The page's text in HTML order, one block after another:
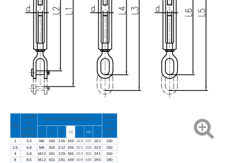
SWL
Cuerda
de
alambre
(Dia Mm)
Dimensiones principales (mm)
Longitud
del
cuerpo
mm
d L1 L2 L3 L4 L5 L6
1 3.3 M6 230 155 244 169 237 162
100
2.5
4.8 M8 324 212 344 232 334 222
150
4
6.8 M10 341 229 365 253 353 241
150
8
8.5 M12 421 281 449 309 435 295 190